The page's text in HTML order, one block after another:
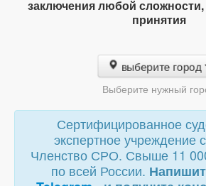
заключения любой сложности,
принятия
выберите город
Выберите нужный
Сертифицированное
экспертное учреждение
Членство СРО. Свыше 11
по всей России.